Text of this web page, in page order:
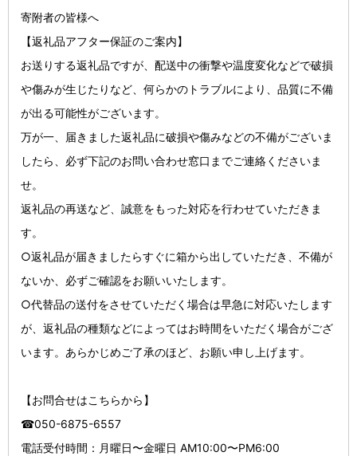
寄附者の皆様へ
【返礼品アフター保証のご案内】
お送りする返礼品ですが、配送中の衝撃や温度変化などで破損
や傷みが生じたりなど、何らかのトラブルにより、品質に不備
が出る可能性がございます。
万が一、届きました返礼品に破損や傷みなどの不備がございま
したら、必ず下記のお問い合わせ窓口までご連絡くださいま
せ。
返礼品の再送など、誠意をもった対応を行わせていただきま
す。
○返礼品が届きましたらすぐに箱から出していただき、不備が
ないか、必ずご確認をお願いいたします。
○代替品の送付をさせていただく場合は早急に対応いたします
が、返礼品の種類などによってはお時間をいただく場合がござ
います。あらかじめご了承のほど、お願い申し上げます。
【お問合せはこちらから】
☎050-6875-6557
電話受付時間：月曜日〜金曜日 AM10:00〜PM6:00